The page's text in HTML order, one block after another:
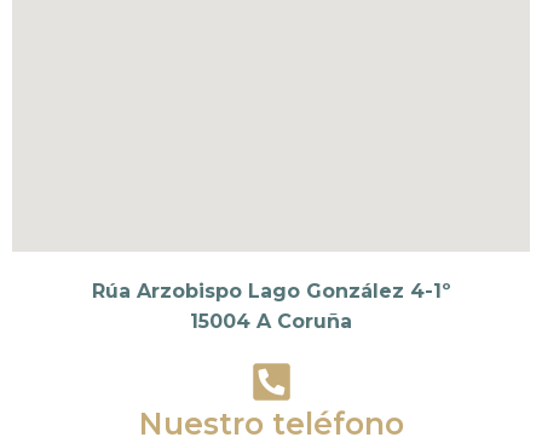
Rúa Arzobispo Lago González 4-1º
15004 A Coruña
Nuestro teléfono